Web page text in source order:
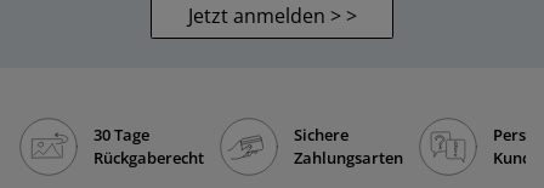
Jetzt anmelden > >
30 Tage
Rückgaberecht
Sichere
Zahlungsarten